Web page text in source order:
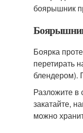
боярышник
Боярышник
Боярка
перетирать
блендером).
Разложите в
закатайте,
можно